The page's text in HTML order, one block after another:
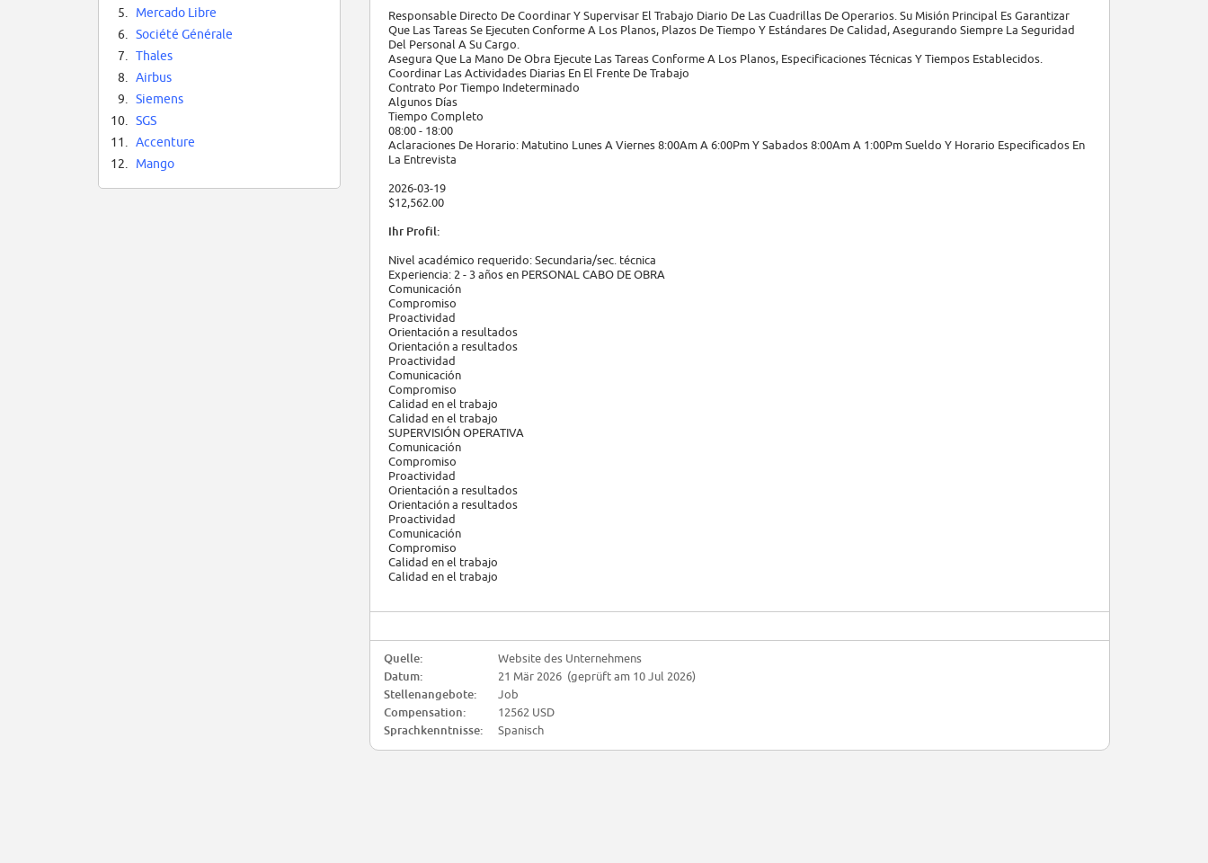
Responsable Directo De Coordinar Y Supervisar El Trabajo Diario De Las Cuadrillas De Operarios. Su Misión Principal Es Garantizar
Que Las Tareas Se Ejecuten Conforme A Los Planos, Plazos De Tiempo Y Estándares De Calidad, Asegurando Siempre La Seguridad
Del Personal A Su Cargo.
Asegura Que La Mano De Obra Ejecute Las Tareas Conforme A Los Planos, Especificaciones Técnicas Y Tiempos Establecidos.
Coordinar Las Actividades Diarias En El Frente De Trabajo
Contrato Por Tiempo Indeterminado
Algunos Días
Tiempo Completo
08:00 - 18:00
Aclaraciones De Horario: Matutino Lunes A Viernes 8:00Am A 6:00Pm Y Sabados 8:00Am A 1:00Pm Sueldo Y Horario Especificados En
La Entrevista
2026-03-19
$12,562.00
Ihr Profil:
Nivel académico requerido: Secundaria/sec. técnica
Experiencia: 2 - 3 años en PERSONAL CABO DE OBRA
Comunicación
Compromiso
Proactividad
Orientación a resultados
Orientación a resultados
Proactividad
Comunicación
Compromiso
Calidad en el trabajo
Calidad en el trabajo
SUPERVISIÓN OPERATIVA
Comunicación
Compromiso
Proactividad
Orientación a resultados
Orientación a resultados
Proactividad
Comunicación
Compromiso
Calidad en el trabajo
Calidad en el trabajo
Quelle:
Website des Unternehmens
Datum:
21 Mär 2026 (geprüft am 10 Jul 2026)
Stellenangebote:
Job
Compensation:
12562 USD
Sprachkenntnisse:
Spanisch
5.
Mercado Libre
6.
Société Générale
7.
Thales
8.
Airbus
9.
Siemens
10.
SGS
11.
Accenture
12.
Mango